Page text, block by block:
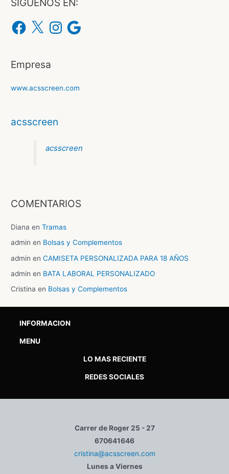
SIGUENOS EN:
F
a
c
o
k
X
n
s
r
a
G
o
o
Empresa
www.acsscreen.com
acsscreen
acsscreen
COMENTARIOS
Diana enTramas
admin en Bolsas y Complementos
admin enCAMISETA PERSONALIZADA PARA 18 AÑOS
admin en BATA LABORAL PERSONALIZADO
Cristina en Bolsas y Complementos
INFORMACION
MENU
LO MAS RECIENTE
REDES SOCIALES
Carrer de Roger 25 - 27
670641646
cristina@acsscreen.com
Lunes a Viernes